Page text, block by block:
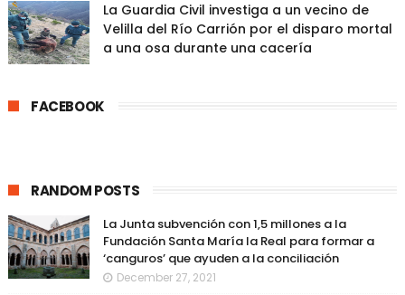
La Guardia Civil investiga a un vecino de
Velilla del Río Carrión por el disparo mortal
a una osa durante una cacería
FACEBOOK
RANDOM POSTS
La Junta subvención con 1,5 millones a la
Fundación Santa María la Real para formar a
‘canguros’ que ayuden a la conciliación
December 27, 2021